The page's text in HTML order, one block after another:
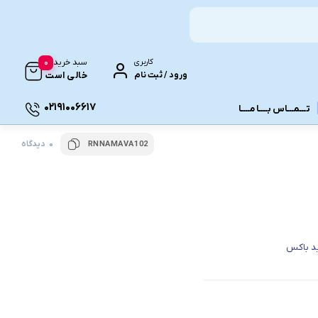
کاربری
ورود / ثبت نام
سبد خرید
خالی است
0
تـــمـــاس بــــا مــــا 02191006617
RNNAMAVA102 0 دیدگاه
باکس